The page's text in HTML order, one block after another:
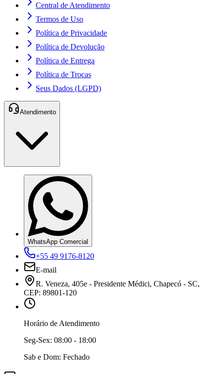
Central de Atendimento
Termos de Uso
Política de Privacidade
Política de Devolução
Política de Entrega
Política de Trocas
Seus Dados (LGPD)
Atendimento
WhatsApp Comercial
+55 49 9176-8120
E-mail
R. Veneza, 405e - Presidente Médici, Chapecó - SC,
CEP: 89801-120
Horário de Atendimento
Seg-Sex: 08:00 - 18:00
Sab e Dom: Fechado